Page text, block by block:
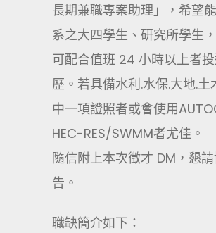
長期兼職專案助理」，希望
系之大四學生、研究所學生
可配合值班 24 小時以上者
歷。若具備水利.水保.大地.土
中一項證照者或會使用
HEC-RES/SWMM者尤佳。
隨信附上本次徵才 DM，懇
告。
職缺簡介如下：